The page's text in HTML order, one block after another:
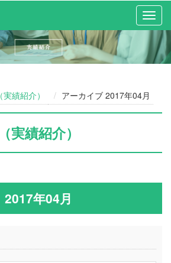
（実績紹介） アーカイブ 2017年04月
（実績紹介）
2017年04月